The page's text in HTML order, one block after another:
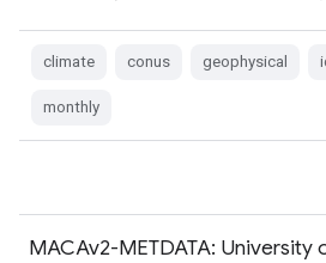
climate conus geophysical
monthly
MACAv2-METDATA: University